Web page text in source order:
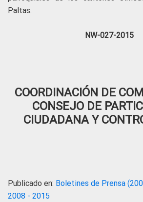
Paltas.
NW-027-2015
COORDINACIÓN DE
CONSEJO DE
CIUDADANA Y
Publicado en: Boletines de Prensa
2008 - 2015